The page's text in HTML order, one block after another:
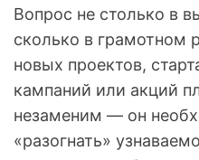
Вопрос не столько в
сколько в грамотном
новых проектов,
кампаний или акций
незаменим — он
«разогнать»